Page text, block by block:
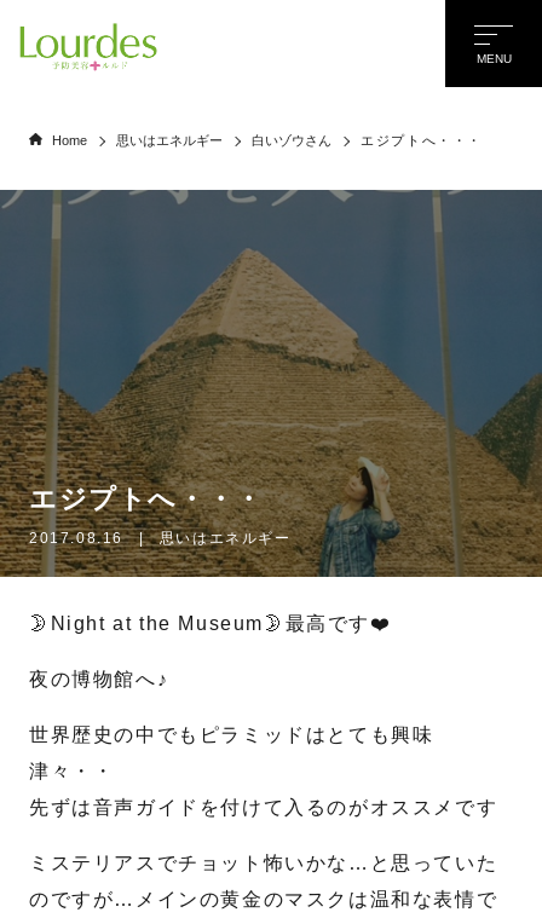
MENU
Home 思いはエネルギー 白いゾウさん エジプトへ・・・
エジプトへ・・・
2017.08.16 | 思いはエネルギー
🌛Night at the Museum🌛最高です❤️
夜の博物館へ♪
世界歴史の中でもピラミッドはとても興味
津々・・
先ずは音声ガイドを付けて入るのがオススメです
ミステリアスでチョット怖いかな…と思っていた
のですが…メインの黄金のマスクは温和な表情で
名前*
名 姓
メール*
電話番号 *